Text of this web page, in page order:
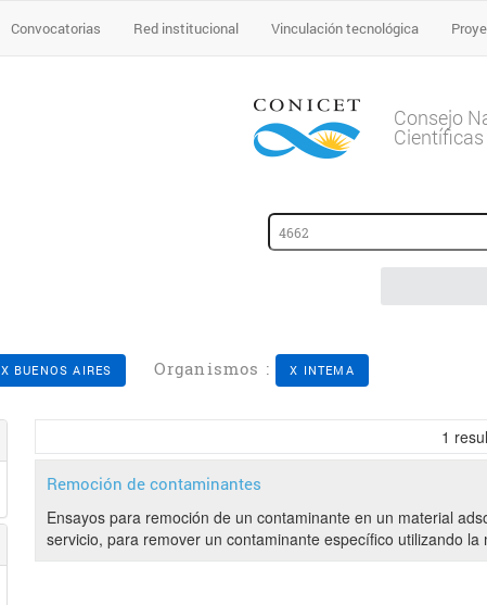
Convocatorias Red institucional Vinculación tecnológica
Consejo
X BUENOS AIRES Organismos : X INTEMA
1
Remoción de contaminantes
Ensayos para remoción de un contaminante en un material
servicio, para remover un contaminante específico utilizando la